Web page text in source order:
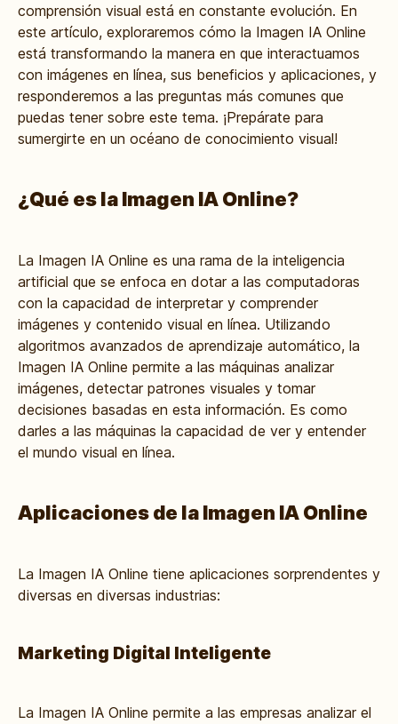
comprensión visual está en constante evolución. En
este artículo, exploraremos cómo la Imagen IA Online
está transformando la manera en que interactuamos
con imágenes en línea, sus beneficios y aplicaciones, y
responderemos a las preguntas más comunes que
puedas tener sobre este tema. ¡Prepárate para
sumergirte en un océano de conocimiento visual!
¿Qué es la Imagen IA Online?
La Imagen IA Online es una rama de la inteligencia
artificial que se enfoca en dotar a las computadoras
con la capacidad de interpretar y comprender
imágenes y contenido visual en línea. Utilizando
algoritmos avanzados de aprendizaje automático, la
Imagen IA Online permite a las máquinas analizar
imágenes, detectar patrones visuales y tomar
decisiones basadas en esta información. Es como
darles a las máquinas la capacidad de ver y entender
el mundo visual en línea.
Aplicaciones de la Imagen IA Online
La Imagen IA Online tiene aplicaciones sorprendentes y
diversas en diversas industrias:
Marketing Digital Inteligente
La Imagen IA Online permite a las empresas analizar el